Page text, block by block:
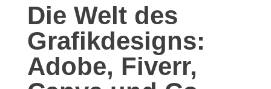
Die Welt des
Grafikdesigns:
Adobe, Fiverr,